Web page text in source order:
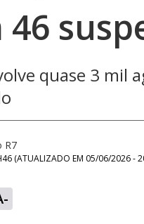
46
quase 3 mil
R7
(ATUALIZADO EM 05/06/2026 -